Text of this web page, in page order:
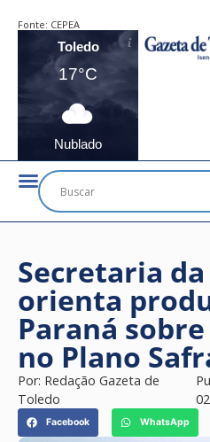
Fonte: CEPEA
Toledo
17°C
Nublado
Secretaria
orienta
Paraná
no Plano
Por: Redação Gazeta de
Toledo
Facebook WhatsApp